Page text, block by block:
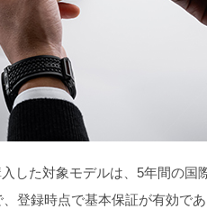
した対象モデルは、5年間の国
登録時点で基本保証が有効で